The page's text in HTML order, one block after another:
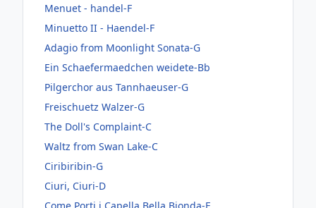
Menuet - handel-F
Minuetto II - Haendel-F
Adagio from Moonlight Sonata-G
Ein Schaefermaedchen weidete-Bb
Pilgerchor aus Tannhaeuser-G
Freischuetz Walzer-G
The Doll's Complaint-C
Waltz from Swan Lake-C
Ciribiribin-G
Ciuri, Ciuri-D